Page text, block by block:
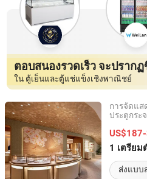
ตอบสนองรวดเร็ว จะปราก
ใน ตู้เย็นและตู้แช่แข็งเชิงพาณิชย์
การจัดแส
ประตูกระ
1 เตรียม
ส่งแบบ
Guangzhou XERA Display
Guangdong, China